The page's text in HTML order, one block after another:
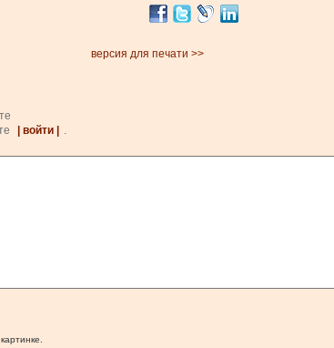
версия для печати >>
| войти |
.